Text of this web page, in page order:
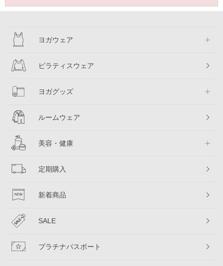
ヨガウェア
ピラティスウェア
ヨガグッズ
ルームウェア
美容・健康
定期購入
新着商品
SALE
プラチナパスポート